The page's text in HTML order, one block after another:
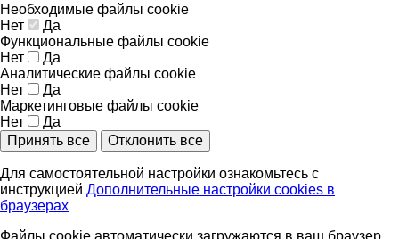
Необходимые файлы cookie
Нет
Да
Функциональные файлы cookie
Нет
Да
Аналитические файлы cookie
Нет
Да
Маркетинговые файлы cookie
Нет
Да
Принять все
Отклонить все
Для самостоятельной настройки ознакомьтесь с
инструкцией Дополнительные настройки cookies в
браузерах
Файлы cookie автоматически загружаются в ваш браузер